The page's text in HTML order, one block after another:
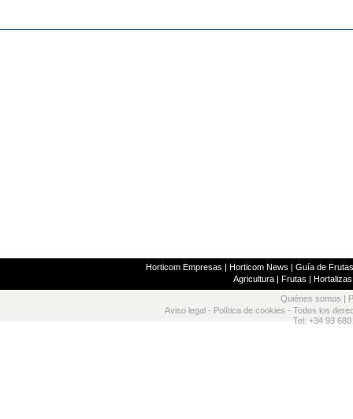
Horticom Empresas | Horticom News | Guía de
Agricultura| Frutas | Hortalizas
Quiénes somos
Aviso legal - Política de cookies - Todos los
Tel: +34 93